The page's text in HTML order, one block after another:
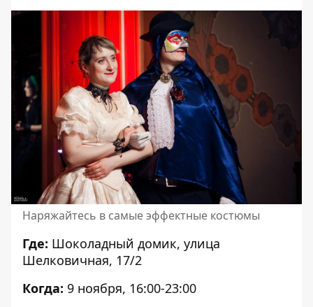
Наряжайтесь в самые эффектные костюмы
Где: Шоколадный домик, улица
Шелковичная, 17/2
Когда: 9 ноября, 16:00-23:00